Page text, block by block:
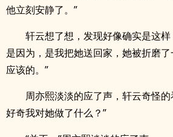
他立刻安静了。”
轩云想了想，发现好像确实是这
是因为，是我把她送回家，她被折磨
应该的。”
周亦熙淡淡的应了声，轩云奇怪
好奇我对她做了什么？”